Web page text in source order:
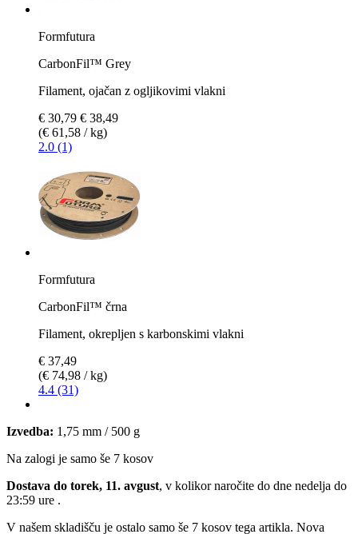
Formfutura
CarbonFil™ Grey
Filament, ojačan z ogljikovimi vlakni
€ 30,79 € 38,49
(€ 61,58 / kg)
2.0 (1)
Formfutura
CarbonFil™ črna
Filament, okrepljen s karbonskimi vlakni
€ 37,49
(€ 74,98 / kg)
4.4 (31)
Izvedba: 1,75 mm / 500 g
Na zalogi je samo še 7 kosov
Dostava do torek, 11. avgust, v kolikor naročite do dne nedelja do
23:59 ure .
V našem skladišču je ostalo samo še 7 kosov tega artikla. Nova